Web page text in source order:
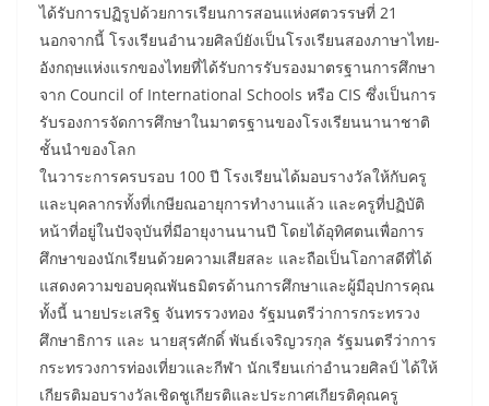
ได้รับการปฏิรูปด้วยการเรียนการสอนแห่งศตวรรษที่ 21
นอกจากนี้ โรงเรียนอำนวยศิลป์ยังเป็นโรงเรียนสองภาษาไทย-
อังกฤษแห่งแรกของไทยที่ได้รับการรับรองมาตรฐานการศึกษา
จาก Council of International Schools หรือ CIS ซึ่งเป็นการ
รับรองการจัดการศึกษาในมาตรฐานของโรงเรียนนานาชาติ
ชั้นนำของโลก
ในวาระการครบรอบ 100 ปี โรงเรียนได้มอบรางวัลให้กับครู
และบุคลากรทั้งที่เกษียณอายุการทำงานแล้ว และครูที่ปฏิบัติ
หน้าที่อยู่ในปัจจุบันที่มีอายุงานนานปี โดยได้อุทิศตนเพื่อการ
ศึกษาของนักเรียนด้วยความเสียสละ และถือเป็นโอกาสดีที่ได้
แสดงความขอบคุณพันธมิตรด้านการศึกษาและผู้มีอุปการคุณ
ทั้งนี้ นายประเสริฐ จันทรรวงทอง รัฐมนตรีว่าการกระทรวง
ศึกษาธิการ และ นายสุรศักดิ์ พันธ์เจริญวรกุล รัฐมนตรีว่าการ
กระทรวงการท่องเที่ยวและกีฬา นักเรียนเก่าอำนวยศิลป์ ได้ให้
เกียรติมอบรางวัลเชิดชูเกียรติและประกาศเกียรติคุณครู